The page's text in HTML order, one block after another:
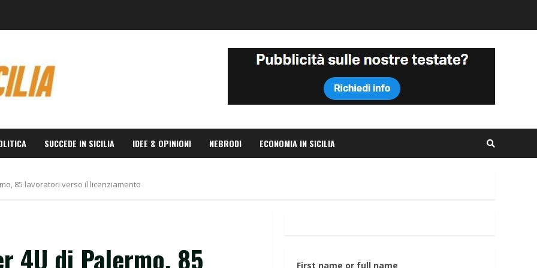
SUCCEDE IN SICILIA IDEE & OPINIONI NEBRODI ECONOMIA IN SICILIA
85 lavoratori verso il licenziamento
4U di Palermo, 85
First name or full name